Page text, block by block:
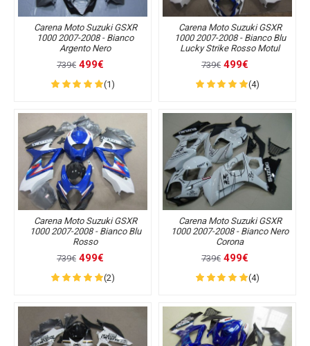
Carena Moto Suzuki GSXR
1000 2007-2008 - Bianco
Argento Nero
739€ 499€
(1)
Carena Moto Suzuki GSXR
1000 2007-2008 - Bianco Blu
Lucky Strike Rosso Motul
739€ 499€
(4)
Carena Moto Suzuki GSXR
1000 2007-2008 - Bianco Blu
Rosso
739€ 499€
(2)
Carena Moto Suzuki GSXR
1000 2007-2008 - Bianco Nero
Corona
739€ 499€
(4)